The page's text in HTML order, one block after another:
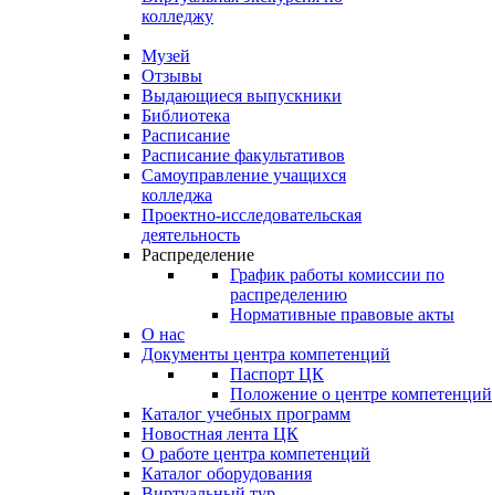
колледжу
Музей
Отзывы
Выдающиеся выпускники
Библиотека
Расписание
Расписание факультативов
Самоуправление учащихся
колледжа
Проектно-исследовательская
деятельность
Распределение
График работы комиссии по
распределению
Нормативные правовые акты
О нас
Документы центра компетенций
Паспорт ЦК
Положение о центре компетенций
Каталог учебных программ
Новостная лента ЦК
О работе центра компетенций
Каталог оборудования